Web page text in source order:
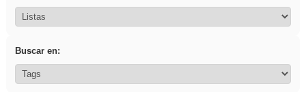
Buscar en: